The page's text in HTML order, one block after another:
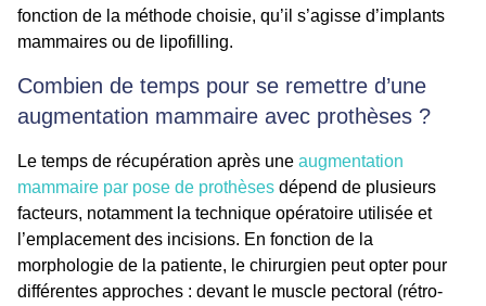
fonction de la méthode choisie, qu’il s’agisse d’implants
mammaires ou de lipofilling.
Combien de temps pour se remettre d’une
augmentation mammaire avec prothèses ?
Le temps de récupération après une augmentation
mammaire par pose de prothèses dépend de plusieurs
facteurs, notamment la technique opératoire utilisée et
l’emplacement des incisions. En fonction de la
morphologie de la patiente, le chirurgien peut opter pour
différentes approches : devant le muscle pectoral (rétro-